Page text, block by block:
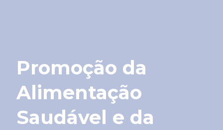
Promoção da
Alimentação
Saudável e da